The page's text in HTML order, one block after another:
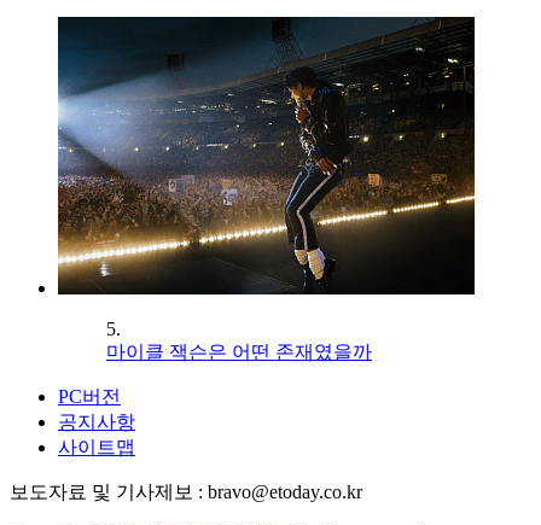
5.
마이클 잭슨은 어떤 존재였을까
PC버전
공지사항
사이트맵
보도자료 및 기사제보 : bravo@etoday.co.kr